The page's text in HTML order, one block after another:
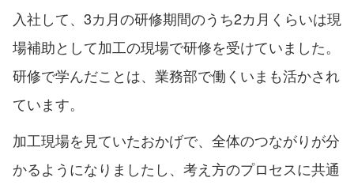
入社して、3カ月の研修期間のうち2カ月くらいは現
場補助として加工の現場で研修を受けていました。
研修で学んだことは、業務部で働くいまも活かされ
ています。
加工現場を見ていたおかげで、全体のつながりが分
かるようになりましたし、考え方のプロセスに共通